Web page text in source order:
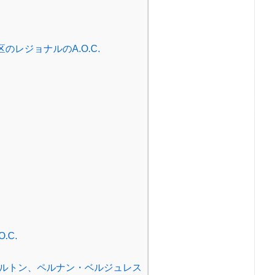
のレジョナルのA.O.C.
トン、ペルナン・ベルジュレス